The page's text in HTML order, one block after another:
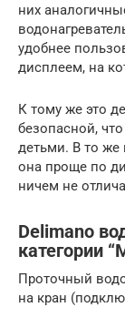
них
удобнее
дисплеем, на
К тому же это
безопасной,
детьми. В то же
она проще по
ничем не
Delimano
категории
Проточный
на кран